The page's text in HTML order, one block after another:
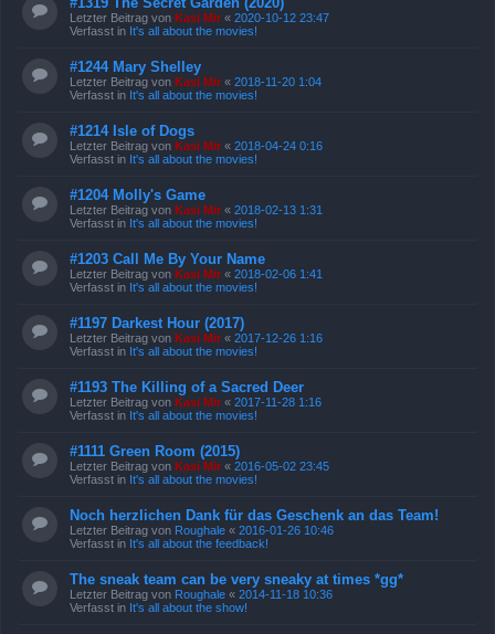
Letzter Beitrag von Kasi Mir « 2020-10-12 23:47
Verfasst in It's all about the movies!
#1244 Mary Shelley
Letzter Beitrag von Kasi Mir « 2018-11-20 1:04
Verfasst in It's all about the movies!
#1214 Isle of Dogs
Letzter Beitrag von Kasi Mir « 2018-04-24 0:16
Verfasst in It's all about the movies!
#1204 Molly's Game
Letzter Beitrag von Kasi Mir « 2018-02-13 1:31
Verfasst in It's all about the movies!
#1203 Call Me By Your Name
Letzter Beitrag von Kasi Mir « 2018-02-06 1:41
Verfasst in It's all about the movies!
#1197 Darkest Hour (2017)
Letzter Beitrag von Kasi Mir « 2017-12-26 1:16
Verfasst in It's all about the movies!
#1193 The Killing of a Sacred Deer
Letzter Beitrag von Kasi Mir « 2017-11-28 1:16
Verfasst in It's all about the movies!
#1111 Green Room (2015)
Letzter Beitrag von Kasi Mir « 2016-05-02 23:45
Verfasst in It's all about the movies!
Noch herzlichen Dank für das Geschenk an das Team!
Letzter Beitrag von Roughale « 2016-01-26 10:46
Verfasst in It's all about the feedback!
The sneak team can be very sneaky at times *gg*
Letzter Beitrag von Roughale « 2014-11-18 10:36
Verfasst in It's all about the show!